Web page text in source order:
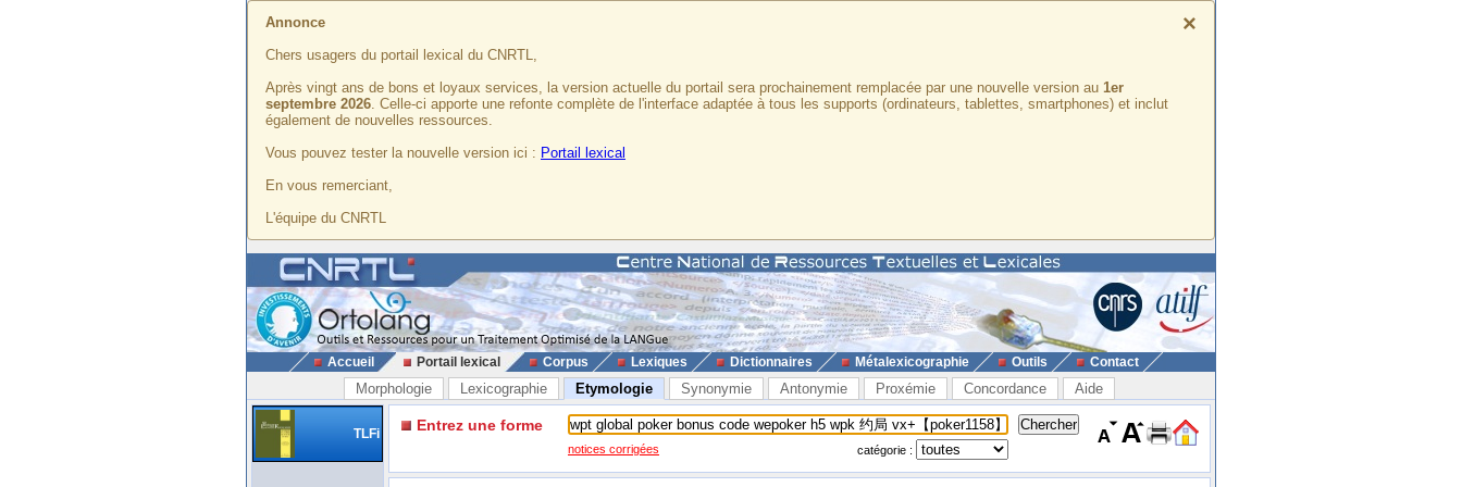
×
Annonce
Chers usagers du portail lexical du CNRTL,
Après vingt ans de bons et loyaux services, la version actuelle du portail sera prochainement remplacée par une nouvelle version au 1er
septembre 2026. Celle-ci apporte une refonte complète de l'interface adaptée à tous les supports (ordinateurs, tablettes, smartphones) et inclut
également de nouvelles ressources.
Vous pouvez tester la nouvelle version ici : Portail lexical
En vous remerciant,
L'équipe du CNRTL
Accueil Portail lexical Corpus Lexiques Dictionnaires Métalexicographie Outils Contact
Morphologie Lexicographie Etymologie Synonymie Antonymie Proxémie Concordance Aide
TLFi Entrez une forme
notices corrigées catégorie :